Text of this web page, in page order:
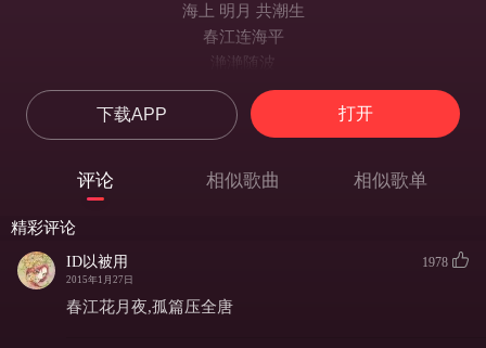
海上 明月 共潮生
春江连海平
滟滟随波
明月共潮生
(千万里) 滟滟随波千万里
何处无月明
下载APP 打开
评论 相似歌曲 相似歌单
精彩评论
ID以被用
2015年1月27日
1978
春江花月夜,孤篇压全唐